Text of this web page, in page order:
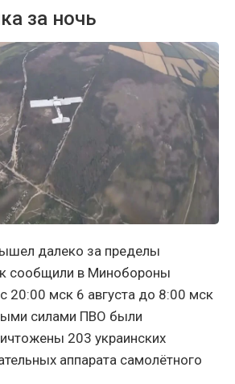
за ночь
далеко за пределы
сообщили в Минобороны
20:00 мск 6 августа до 8:00 мск
силами ПВО были
203 украинских
аппарата самолётного